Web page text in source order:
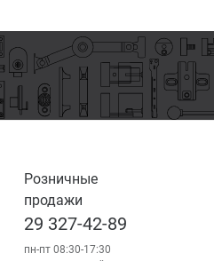
Розничные
продажи
29 327-42-89
пн-пт 08:30-17:30